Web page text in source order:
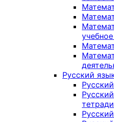
Русский
тетради